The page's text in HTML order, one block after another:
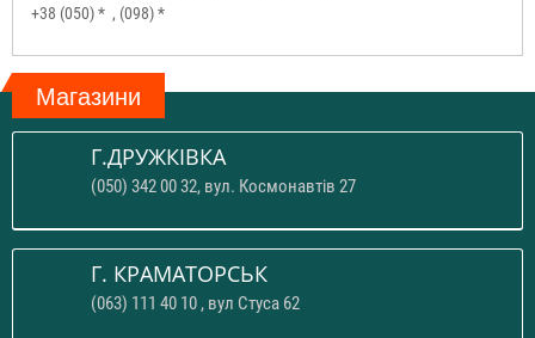
+38 (050) * , (098) *
Магазини
Г.ДРУЖКІВКА
(050) 342 00 32, вул. Космонавтів 27
Г. КРАМАТОРСЬК
(063) 111 40 10 , вул Стуса 62